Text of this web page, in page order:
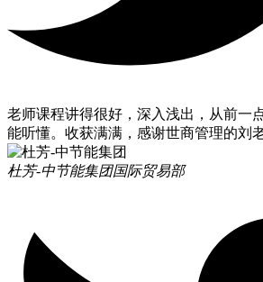
老师课程讲得很好，深入浅出，从前一
能听懂。收获满满，感谢世商管理的刘
杜芳-中节能集团国际贸易部